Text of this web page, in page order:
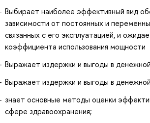
Выбирает наиболее эффективный вид
зависимости от постоянных и
связанных с его эксплуатацией, и
коэффициента использования мощности
Выражает издержки и выгоды в
Выражает издержки и выгоды в
знает основные методы оценки
сфере здравоохранения;